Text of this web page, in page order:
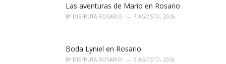
Las aventuras de Mario en Rosario
BY DISFRUTA ROSARIO 7 AGOSTO, 2026
Boda Lyniel en Rosario
BY DISFRUTA ROSARIO 6 AGOSTO, 2026